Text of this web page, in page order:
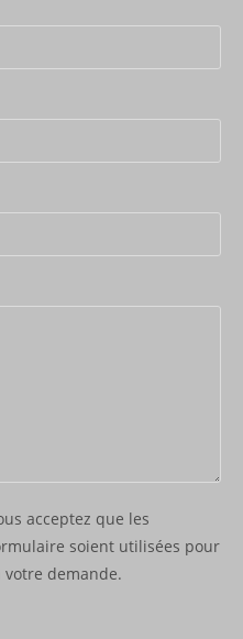
acceptez que les
soient utilisées pour
demande.